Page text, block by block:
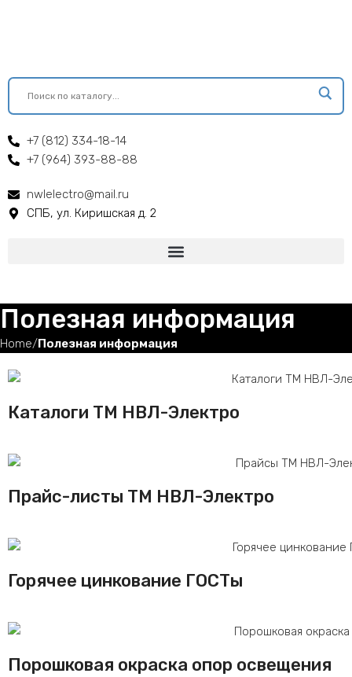
+7 (812) 334-18-14
+7 (964) 393-88-88
nwlelectro@mail.ru
СПБ, ул. Киришская д. 2
Полезная информация
Home Полезная информация
Каталоги ТМ НВЛ-Электро
Прайс-листы ТМ НВЛ-Электро
Горячее цинкование ГОСТы
Порошковая окраска опор освещения